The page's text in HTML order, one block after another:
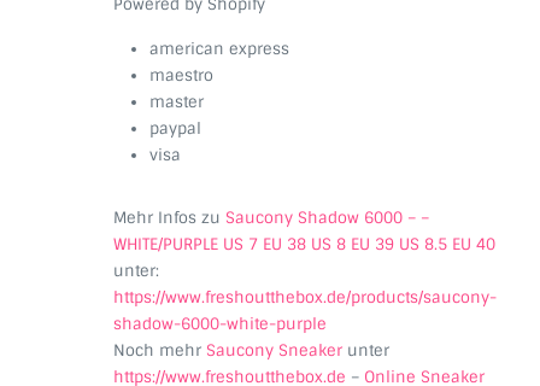
Powered by Shopify
american express
maestro
master
paypal
visa
Mehr Infos zu Saucony Shadow 6000 – –
WHITE/PURPLE US 7 EU 38 US 8 EU 39 US 8.5 EU 40
unter:
https://www.freshoutthebox.de/products/saucony-
shadow-6000-white-purple
Noch mehr Saucony Sneakerunter
https://www.freshoutthebox.de – Online Sneaker